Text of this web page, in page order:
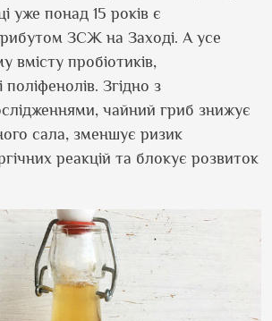
уже понад 15 років є
ЗСЖ на Заході. А усе
вмісту пробіотиків,
поліфенолів. Згідно з
чайний гриб знижує
сала, зменшує ризик
реакцій та блокує розвиток